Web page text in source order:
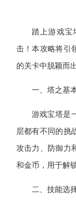
踏上游戏宝
击！本攻略将引
的关卡中脱颖而出
一、塔之基
游戏宝塔是
层都有不同的挑
攻击力、防御力
和金币，用于解
二、技能选